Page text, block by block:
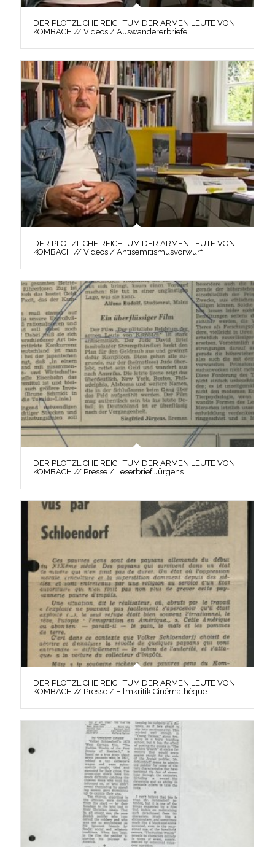
DER PLÖTZLICHE REICHTUM DER ARMEN LEUTE VON
KOMBACH // Videos / Auswandererbriefe
DER PLÖTZLICHE REICHTUM DER ARMEN LEUTE VON
KOMBACH // Videos / Antisemitismusvorwurf
DER PLÖTZLICHE REICHTUM DER ARMEN LEUTE VON
KOMBACH // Presse / Leserbrief Jürgens
DER PLÖTZLICHE REICHTUM DER ARMEN LEUTE VON
KOMBACH // Presse / Filmkritik Cinémathèque